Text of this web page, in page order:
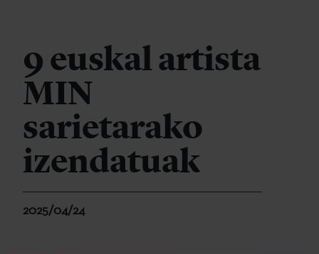
9 euskal artista
MIN
sarietarako
izendatuak
2025/04/24